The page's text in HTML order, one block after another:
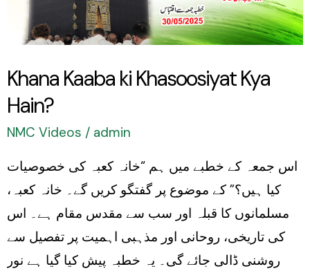
Khana Kaaba ki Khasoosiyat Kya
Hain?
NMC Videos / admin
اس جمعہ کے خطبے میں ہم “خانہ کعبہ کی خصوصیات
کیا ہیں؟” کے موضوع پر گفتگو کریں گے۔ خانہ کعبہ،
مسلمانوں کا قبلہ اور سب سے مقدس مقام ہے۔ اس
کی تاریخی، روحانی اور مذہبی اہمیت پر تفصیل سے
روشنی ڈالی جائے گی۔ یہ خطبہ پیش کیا گیا ہے نور